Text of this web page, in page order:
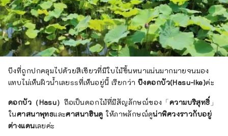
บึงที่ถูกปกคลุมไปด้วยสีเขียวที่มีใบไม้ขึ้นหนาแน่นมากมายจนมอง
แทบไม่เห็นผิวน้ำเลยssที่เห็นอยู่นี้ เรียกว่าบึงดอกบัว(Hasu-Ike)ค่ะ
ดอกบัว（Hasu） ถือเป็นดอกไม้ที่มีสัญลักษณ์ของ「ความบริสุทธิ์ 」
ในศาสนาพุทธและศาสนาฮินดู ให้ภาพลักษณ์ดูน่าพิศวงราวกับอยู่
ต่างแดนเลยค่ะ